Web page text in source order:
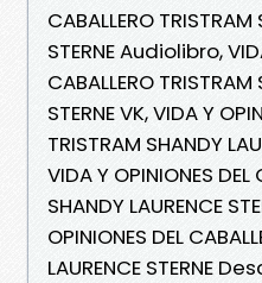
CABALLERO TRISTRAM
STERNE Audiolibro,
CABALLERO TRISTRAM
STERNE VK, VIDA Y
TRISTRAM SHANDY
VIDA Y OPINIONES DEL
SHANDY LAURENCE
OPINIONES DEL
LAURENCE STERNE